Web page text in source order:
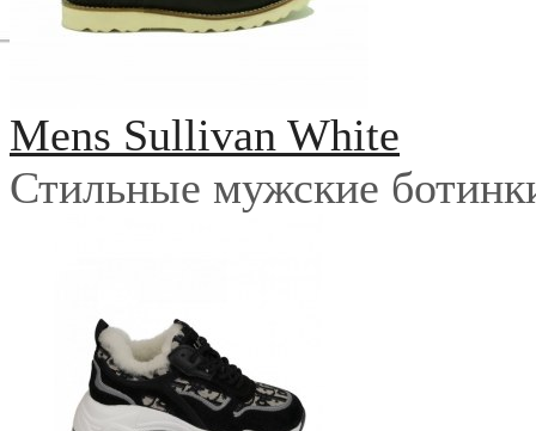
Mens Sullivan White
Стильные мужские